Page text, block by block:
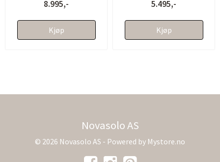
8.995,-
Kjøp
5.495,-
Kjøp
Novasolo AS
© 2026 Novasolo AS - Powered by Mystore.no